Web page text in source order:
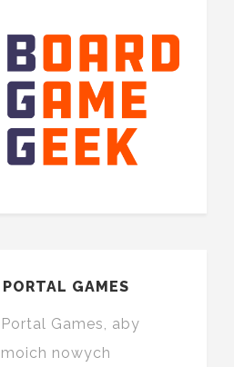
GAMES
Games, aby
nowych